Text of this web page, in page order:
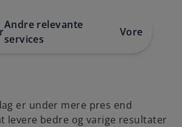
Andre relevante
services
Vores
er under mere pres end
levere bedre og varige resultater